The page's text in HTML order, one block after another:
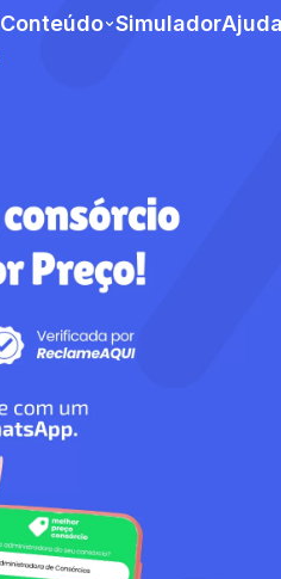
Conteúdo Simulador